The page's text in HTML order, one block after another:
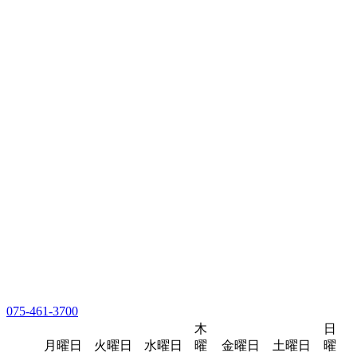
075-461-3700
月曜日 火曜日 水曜日
木
曜
金曜日 土曜日
日
曜